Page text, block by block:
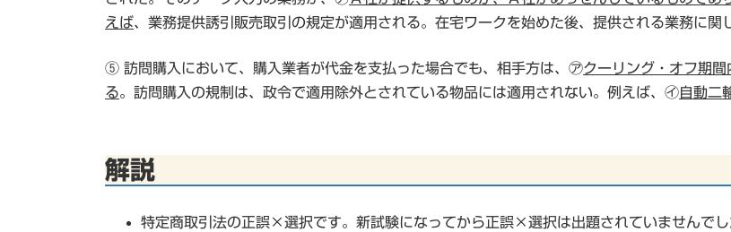
えば、業務提供誘引販売取引の規定が適用される。在宅ワークを始めた後、提供される業務に
⑤ 訪問購入において、購入業者が代金を支払った場合でも、相手方は、㋐クーリング・オフ期
る。訪問購入の規制は、政令で適用除外とされている物品には適用されない。例えば、㋑自動二
解説
特定商取引法の正誤×選択です。新試験になってから正誤×選択は出題されていませんで